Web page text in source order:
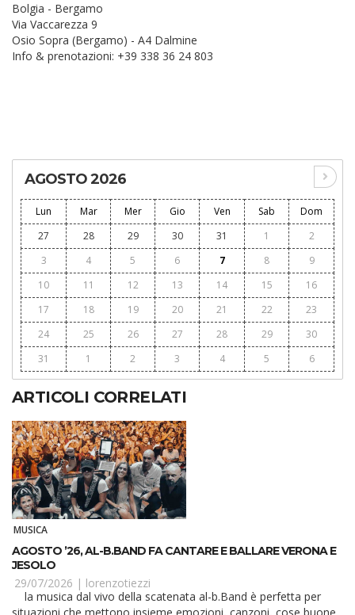
Bolgia - Bergamo
Via Vaccarezza 9
Osio Sopra (Bergamo) - A4 Dalmine
Info & prenotazioni: +39 338 36 24 803
AGOSTO 2026
Lun Mar Mer Gio Ven Sab
Dom
27
28 29 30 31 1
2
3
4 5 6 7 8
9
10
11 12 13 14 15
16
17
18 19 20 21 22
23
24
25 26 27 28 29
30
31
1 2 3 4 5 6
ARTICOLI CORRELATI
MUSICA
AGOSTO ’26, AL-B.BAND FA CANTARE E BALLARE VERONA E
JESOLO
29/07/2026 | lorenzotiezzi